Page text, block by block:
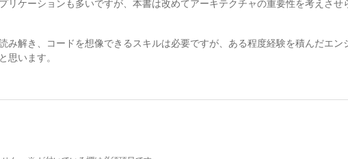
リケーションも多いですが、本書は改めてアーキテクチャの重要性を考えさせ
み解き、コードを想像できるスキルは必要ですが、ある程度経験を積んだエン
思います。